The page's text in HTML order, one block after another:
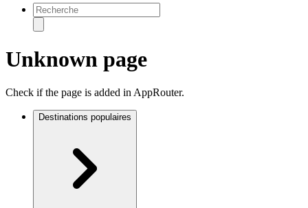
Unknown page
Check if the page is added in AppRouter.
Destinations populaires